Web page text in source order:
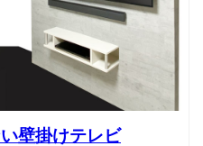
壁掛けテレビ